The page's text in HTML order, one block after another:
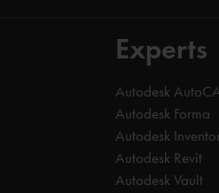
Experts
Autodesk
Autodesk Forma
Autodesk
Autodesk Revit
Autodesk Vault